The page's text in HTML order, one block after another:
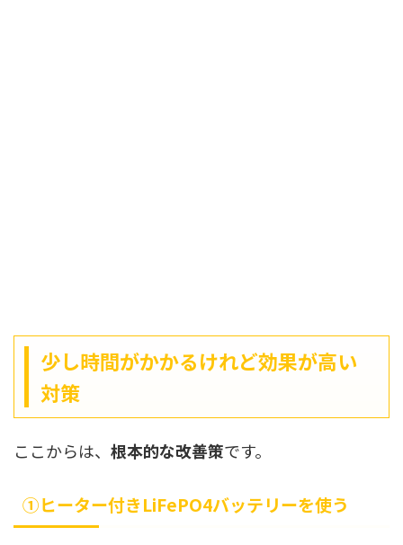
少し時間がかかるけれど効果が高い
対策
ここからは、 根本的な改善策です。
①ヒーター付きLiFePO4バッテリーを使う